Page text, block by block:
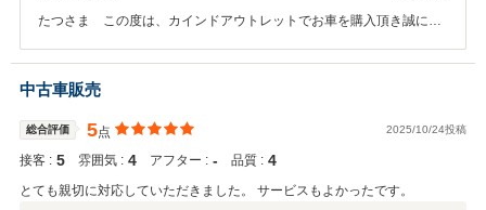
たつさま この度は、カインドアウトレットでお車を購入頂き誠に有
しく思います。オイル交換やメンテナンスなどのお車のことで何か御
座いましたらお気軽にご連絡下さい。今後とも末永いお付き合いの程
中古車販売
総合評価 5点 2025/10/24投稿
接客 : 5 雰囲気 : 4 アフター : ‐ 品質 : 4
とても親切に対応していただきました。 サービスもよかったです。